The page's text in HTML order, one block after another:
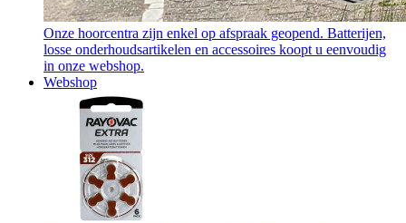
Onze hoorcentra zijn enkel op afspraak geopend. Batterijen,
losse onderhoudsartikelen en accessoires koopt u eenvoudig
in onze webshop.
Webshop